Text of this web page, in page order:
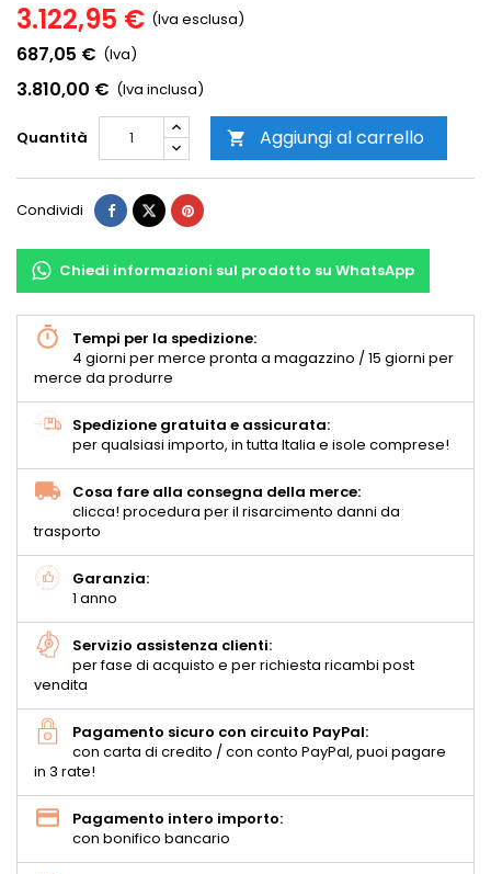
3.122,95 € (Iva esclusa)
687,05 € (Iva)
3.810,00 € (Iva inclusa)
Quantità  Aggiungi al carrello
Condividi
Chiedi informazioni sul prodotto su WhatsApp
Tempi per la spedizione:
4 giorni per merce pronta a magazzino / 15 giorni per
merce da produrre
Spedizione gratuita e assicurata:
per qualsiasi importo, in tutta Italia e isole comprese!
Cosa fare alla consegna della merce:
clicca! procedura per il risarcimento danni da
trasporto
Garanzia:
1 anno
Servizio assistenza clienti:
per fase di acquisto e per richiesta ricambi post
vendita
Pagamento sicuro con circuito PayPal:
con carta di credito / con conto PayPal, puoi pagare
in 3 rate!
Pagamento intero importo:
con bonifico bancario